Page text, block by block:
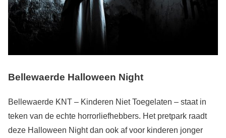
Bellewaerde Halloween Night
Bellewaerde KNT – Kinderen Niet Toegelaten – staat in
teken van de echte horrorliefhebbers. Het pretpark raadt
deze Halloween Night dan ook af voor kinderen jonger